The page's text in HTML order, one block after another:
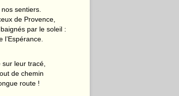
sentiers.
de Provence,
par le soleil :
l’Espérance.
sur leur tracé,
de chemin
route !